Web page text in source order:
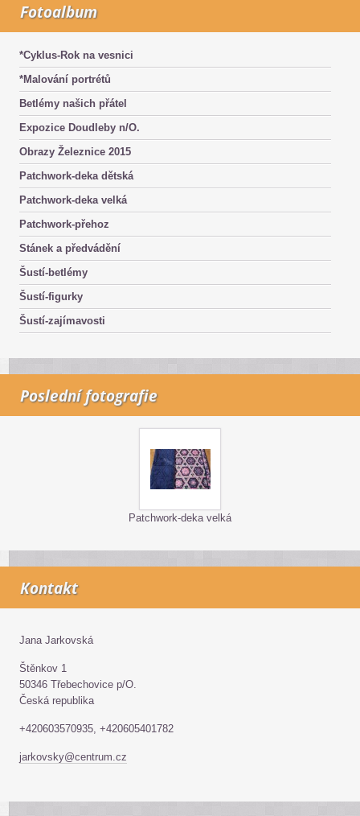
Fotoalbum
*Cyklus-Rok na vesnici
*Malování portrétů
Betlémy našich přátel
Expozice Doudleby n/O.
Obrazy Železnice 2015
Patchwork-deka dětská
Patchwork-deka velká
Patchwork-přehoz
Stánek a předvádění
Šustí-betlémy
Šustí-figurky
Šustí-zajímavosti
Poslední fotografie
Patchwork-deka velká
Kontakt
Jana Jarkovská
Štěnkov 1
50346 Třebechovice p/O.
Česká republika
+420603570935, +420605401782
jarkovsky@centrum.cz